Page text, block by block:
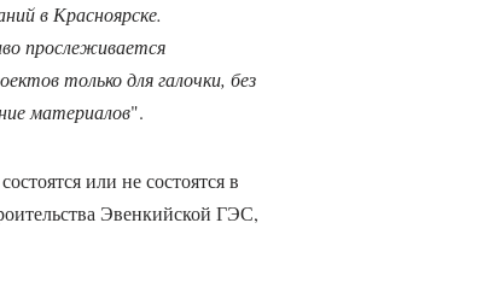
в Красноярске.
прослеживается
только для галочки, без
материалов".
или не состоятся в
Эвенкийской ГЭС,